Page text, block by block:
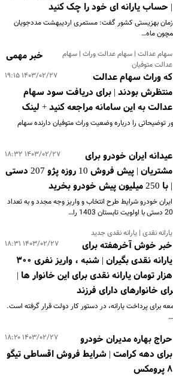
| حساب یارانه ای خود را چک کنید
بهزیستی کشور گفت: مستمری اردیبهشت مددجویان
سهام عدالت | سهام عدالت وراث | سهام
عدالت متوفیان
۱۴۰۳/۰۲/۲۷ ۱۹:۱۵
خبر مهمی
که وراث سهام عدالت
منتظرش بودند | برای دریافت سود سهام
عدالت به این سامانه مراجعه کنید + لینک
را درباره وضعیت وراث متوفیان دارنده سهام
۱۴۰۳/۰۲/۲۷ ۱۸:۳۲
عیدانه ایران خودرو برای
مشتریان | پیش فروش 10 روزه پژو 207 دستی
| با 250 میلیون پیش خودرو بخرید
ایران خودرو شرایط طرح انتخاب و واریز وجه مجدد و به تعداد
یارانه نقدی | یارانه نقدی جدید
۱۴۰۳/۰۲/۲۷ ۱۸:۳۱
خبر خوش آخرهفته برای
یارانه نقدی بگیران | شنبه ، واریز نفری ۳۰۰
هزار تومان یارانه نقدی برای این خانوار ها |
پرداخت یارانه، در دستور کار دولت قرار گرفته است.
۱۴۰۳/۰۲/۲۷ ۱۸:۲۰
حراج بهاره مدیران خودرو
برای دهه کرامت | شرایط فروش اقساطی تیگو
۸ پرومکس